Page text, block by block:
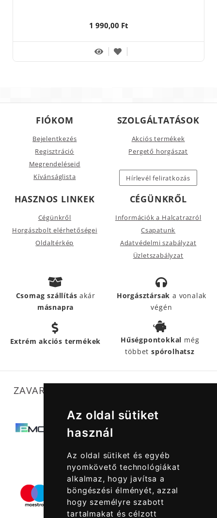
Az oldal sütiket
használ
Az oldal sütiket és egyéb
nyomkövető technológiákat
alkalmaz, hogy javítsa a
böngészési élményét, azzal
hogy személyre szabott
tartalmakat és célzott
1 990,00 Ft
FIÓKOM
Bejelentkezés
Regisztráció
Megrendeléseid
Kívánságlista
SZOLGÁLTATÁSOK
Akciós termékek
Pergető horgászat
Hírlevél feliratkozás
HASZNOS LINKEK
Cégünkről
Horgászbolt elérhetőségei
Oldaltérkép
CÉGÜNKRŐL
Információk a Halcatrazról
Csapatunk
Adatvédelmi szabályzat
Üzletszabályzat
Csomag szállításakár
másnapra
Horgásztársak a vonalak
végén
Extrém akciós termékek Hűségpontokkal még
többetspórolhatsz
ZAVARTALAN MŰKÖDÉSÜNKET SEGÍTIK